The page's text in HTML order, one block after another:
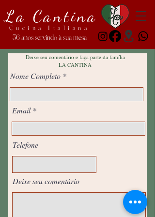
La Cantina
Cucina Italiana
36 anos servindo à sua mesa
Deixe seu comentário e faça parte da família
LA CANTINA
Nome Completo
Email
Telefone
Deixe seu comentário